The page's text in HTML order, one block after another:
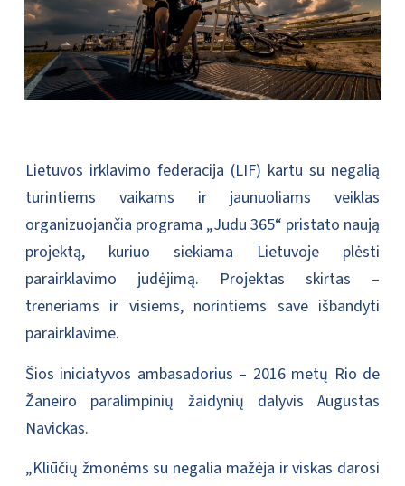
Lietuvos irklavimo federacija (LIF) kartu su negalią
turintiems vaikams ir jaunuoliams veiklas
organizuojančia programa „Judu 365“ pristato naują
projektą, kuriuo siekiama Lietuvoje plėsti
parairklavimo judėjimą. Projektas skirtas –
treneriams ir visiems, norintiems save išbandyti
parairklavime.
Šios iniciatyvos ambasadorius – 2016 metų Rio de
Žaneiro paralimpinių žaidynių dalyvis Augustas
Navickas.
„Kliūčių žmonėms su negalia mažėja ir viskas darosi